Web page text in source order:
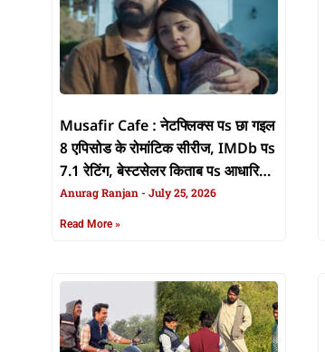
Musafir Cafe : नेटफ्लिक्स पs छा गइल
8 एपिसोड के रोमांटिक सीरीज, IMDb पs
7.1 रेटिंग, बेस्टसेलर किताब पs आधारित
बा कहानी
Anurag Ranjan July 25, 2026
Read More »